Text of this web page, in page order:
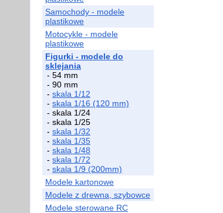
Samochody - modele
plastikowe
Motocykle - modele
plastikowe
Figurki - modele do
sklejania
- 54 mm
- 90 mm
- skala 1/12
- skala 1/16 (120 mm)
- skala 1/24
- skala 1/25
- skala 1/32
- skala 1/35
- skala 1/48
- skala 1/72
- skala 1/9 (200mm)
Modele kartonowe
Modele z drewna, szybowce
Modele sterowane RC